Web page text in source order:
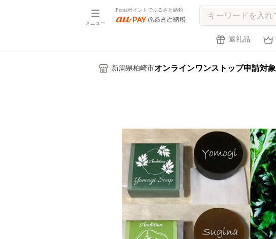
メニュー
Pontaポイントでふるさと納税
返礼品
新潟県柏崎市オンラインワンストップ申請対象